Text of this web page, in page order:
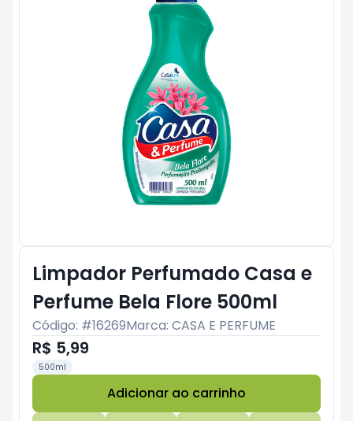
Limpador Perfumado Casa e
Perfume Bela Flore 500ml
Código: #16269Marca: CASA E PERFUME
R$ 5,99
500ml
Adicionar ao carrinho